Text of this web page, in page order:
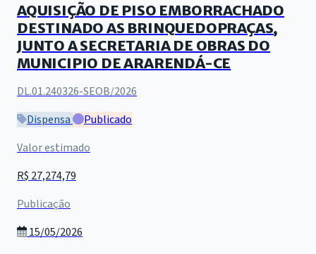
AQUISIÇÃO DE PISO EMBORRACHADO
DESTINADO AS BRINQUEDOPRAÇAS,
JUNTO A SECRETARIA DE OBRAS DO
MUNICIPIO DE ARARENDÁ-CE
DL.01.240326-SEOB/2026
Dispensa
Publicado
Valor estimado
R$ 27,274,79
Publicação
15/05/2026